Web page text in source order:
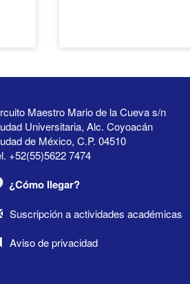
Maestro Mario de la Cueva s/n
Universitaria, Alc. Coyoacán
de México, C.P. 04510
+52(55)5622 7474
¿Cómo llegar?
Suscripción a actividades académicas
Aviso de privacidad